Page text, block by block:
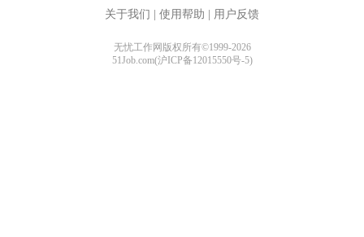
关于我们 使用帮助 用户反馈
无忧工作网版权所有©1999-2026
51Job.com(沪ICP备12015550号-5)